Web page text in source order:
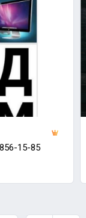
15-85